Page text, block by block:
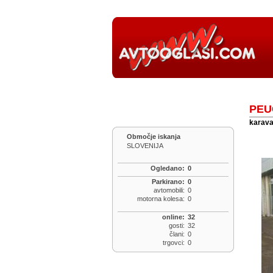
Območje iskanja
SLOVENIJA
Ogledano: 0
Parkirano: 0
avtomobili: 0
motorna kolesa: 0
online: 32
gosti: 32
člani: 0
trgovci: 0